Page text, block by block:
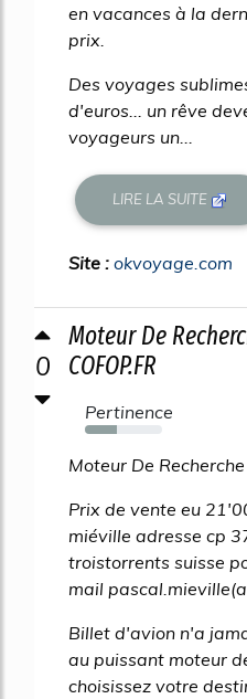
en vacances à la
prix.
Des voyages
d'euros... un rêve
voyageurs un...
LIRE LA SUITE
Site : okvoyage.com
0
Moteur De
COFOP.FR
Pertinence
41%
Moteur De
Prix de vente eu
miéville adresse cp
troistorrents suisse
mail
Billet d'avion n'a
au puissant moteur
choisissez votre